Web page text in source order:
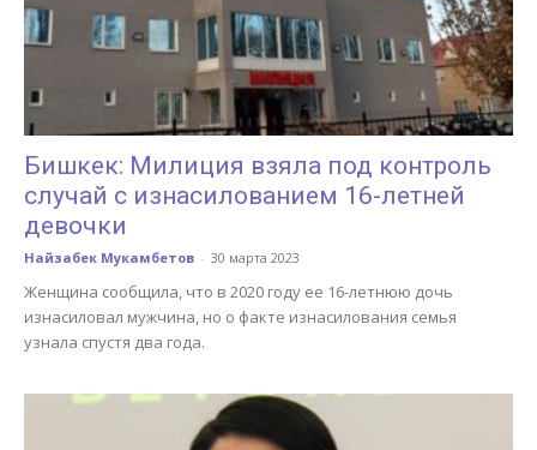
Бишкек: Милиция взяла под контроль
случай с изнасилованием 16-летней
девочки
Найзабек Мукамбетов - 30 марта 2023
Женщина сообщила, что в 2020 году ее 16-летнюю дочь
изнасиловал мужчина, но о факте изнасилования семья
узнала спустя два года.